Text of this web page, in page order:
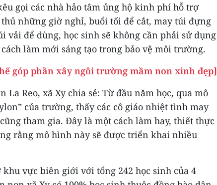
gọi các nhà hảo tâm ủng hộ kinh phí hỗ trợ
những giờ nghỉ, buổi tối để cắt, may túi đựng
vải để dùng, học sinh sẽ không cần phải sử dụng
làm mới sáng tạo trong bảo vệ môi trường.
góp phần xây ngôi trường mầm non xinh đẹp]
La Reo, xã Xy chia sẻ: Từ đầu năm học, qua mô
của trường, thấy các cô giáo nhiệt tình may
tham gia. Đây là một cách làm hay, thiết thực
rằng mô hình này sẽ được triển khai nhiều
vực biên giới với tổng 242 học sinh của 4